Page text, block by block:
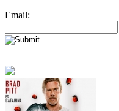
Email: